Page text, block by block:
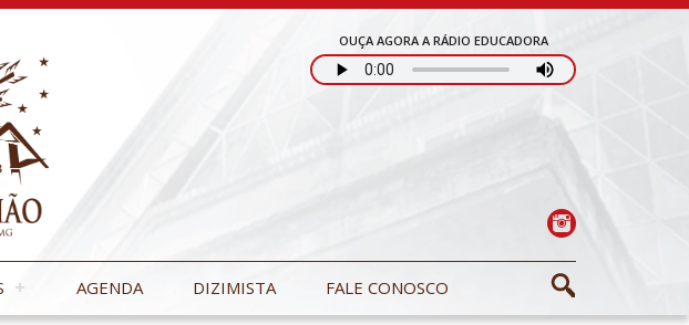
OUÇA AGORA A RÁDIO EDUCADORA
AGENDA DIZIMISTA FALE CONOSCO